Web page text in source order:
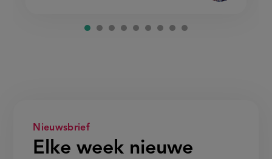
Nieuwsbrief
Elke week nieuwe